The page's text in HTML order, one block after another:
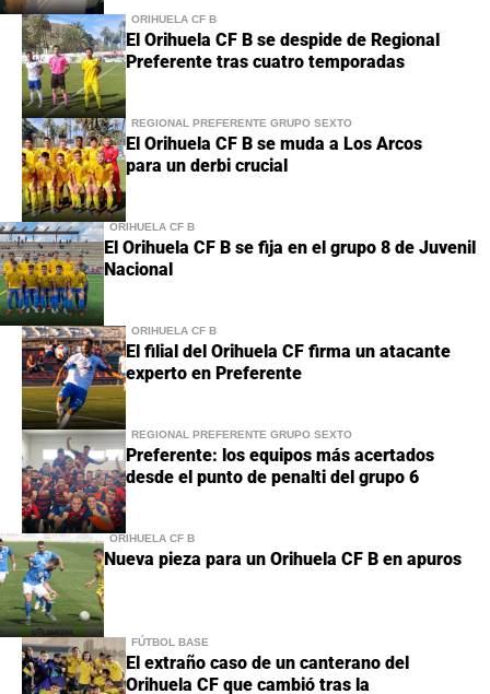
ORIHUELA CF B
El Orihuela CF B se despide de Regional
Preferente tras cuatro temporadas
REGIONAL PREFERENTE GRUPO SEXTO
El Orihuela CF B se muda a Los Arcos
para un derbi crucial
ORIHUELA CF B
El Orihuela CF B se fija en el grupo 8 de Juvenil
Nacional
ORIHUELA CF B
El filial del Orihuela CF firma un atacante
experto en Preferente
REGIONAL PREFERENTE GRUPO SEXTO
Preferente: los equipos más acertados
desde el punto de penalti del grupo 6
ORIHUELA CF B
Nueva pieza para un Orihuela CF B en apuros
FÚTBOL BASE
El extraño caso de un canterano del
Orihuela CF que cambió tras la